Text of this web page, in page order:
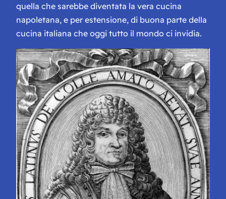
quella che sarebbe diventata la vera cucina
napoletana, e per estensione, di buona parte della
cucina italiana che oggi tutto il mondo ci invidia.